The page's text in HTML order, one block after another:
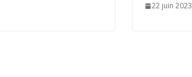
22 juin 2023